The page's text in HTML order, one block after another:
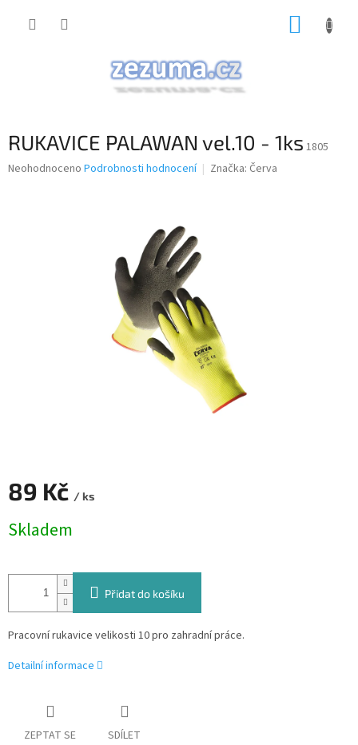
RUKAVICE PALAWAN vel.10 - 1ks 1805
Průměrné
Neohodnoceno Podrobnosti hodnocení Značka: Červa
89 Kč / ks
cena:
Skladem
Přidat do košíku
Pracovní rukavice velikosti 10 pro zahradní práce.
Detailní informace
ZEPTAT SE SDÍLET